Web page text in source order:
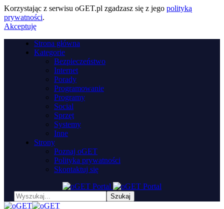
Korzystając z serwisu oGET.pl zgadzasz się z jego polityką
prywatności.
Akceptuję
Strona główna
Kategorie
Bezpieczeństwo
Internet
Porady
Programowanie
Programy
Social
Sprzęt
Systemy
Inne
Strony
Poznaj oGET
Polityka prywatności
Skontaktuj się